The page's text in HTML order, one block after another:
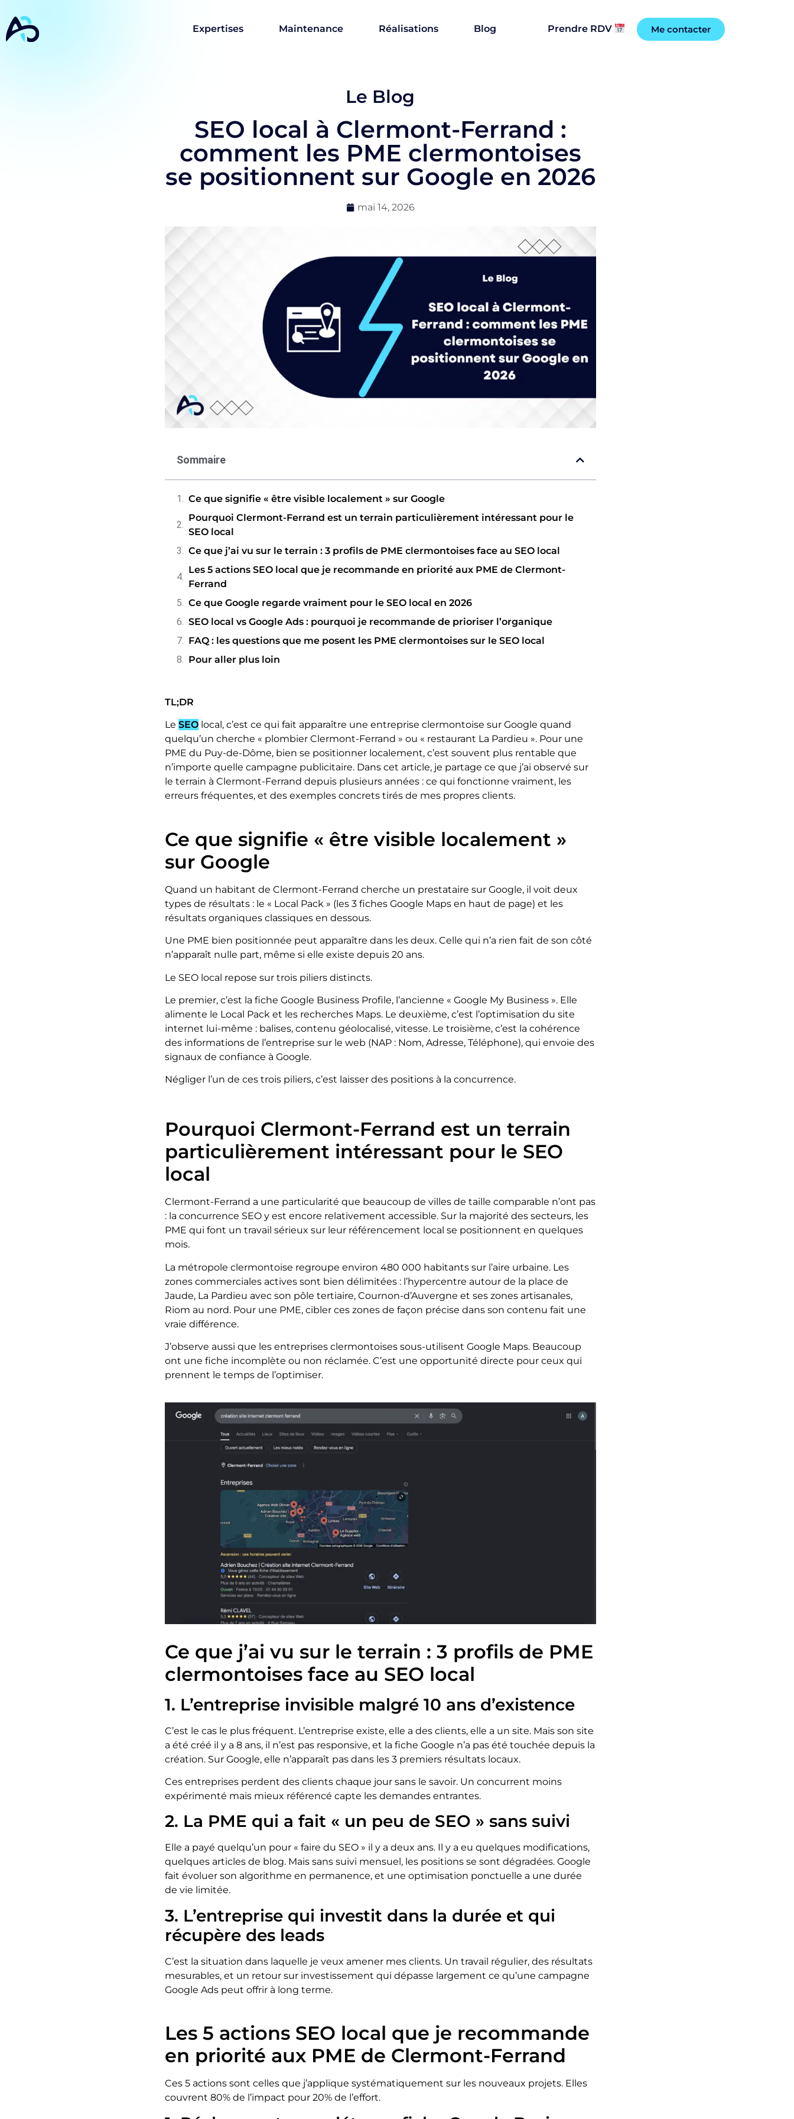
Expertises Maintenance Réalisations Blog Prendre RDV Me contacter
Le Blog
SEO local à Clermont-Ferrand :
comment les PME clermontoises
se positionnent sur Google en 2026
mai 14, 2026
Sommaire
Ce que signifie « être visible localement » sur Google
Pourquoi Clermont-Ferrand est un terrain particulièrement intéressant pour le
SEO local
Ce que j’ai vu sur le terrain : 3 profils de PME clermontoises face au SEO local
Les 5 actions SEO local que je recommande en priorité aux PME de Clermont-
Ferrand
Ce que Google regarde vraiment pour le SEO local en 2026
SEO local vs Google Ads : pourquoi je recommande de prioriser l’organique
FAQ : les questions que me posent les PME clermontoises sur le SEO local
Pour aller plus loin
TL;DR
Le SEOlocal, c’est ce qui fait apparaître une entreprise clermontoise sur Google quand
quelqu’un cherche « plombier Clermont-Ferrand » ou « restaurant La Pardieu ». Pour une
PME du Puy-de-Dôme, bien se positionner localement, c’est souvent plus rentable que
n’importe quelle campagne publicitaire. Dans cet article, je partage ce que j’ai observé sur
le terrain à Clermont-Ferrand depuis plusieurs années : ce qui fonctionne vraiment, les
erreurs fréquentes, et des exemples concrets tirés de mes propres clients.
Ce que signifie « être visible localement »
sur Google
Quand un habitant de Clermont-Ferrand cherche un prestataire sur Google, il voit deux
types de résultats : le « Local Pack » (les 3 fiches Google Maps en haut de page) et les
résultats organiques classiques en dessous.
Une PME bien positionnée peut apparaître dans les deux. Celle qui n’a rien fait de son côté
n’apparaît nulle part, même si elle existe depuis 20 ans.
Le SEO local repose sur trois piliers distincts.
Le premier, c’est la fiche Google Business Profile, l’ancienne « Google My Business ». Elle
alimente le Local Pack et les recherches Maps. Le deuxième, c’est l’optimisation du site
internet lui-même : balises, contenu géolocalisé, vitesse. Le troisième, c’est la cohérence
des informations de l’entreprise sur le web (NAP : Nom, Adresse, Téléphone), qui envoie des
signaux de confiance à Google.
Négliger l’un de ces trois piliers, c’est laisser des positions à la concurrence.
Pourquoi Clermont-Ferrand est un terrain
particulièrement intéressant pour le SEO
local
Clermont-Ferrand a une particularité que beaucoup de villes de taille comparable n’ont pas
: la concurrence SEO y est encore relativement accessible. Sur la majorité des secteurs, les
PME qui font un travail sérieux sur leur référencement local se positionnent en quelques
mois.
La métropole clermontoise regroupe environ 480 000 habitants sur l’aire urbaine. Les
zones commerciales actives sont bien délimitées : l’hypercentre autour de la place de
Jaude, La Pardieu avec son pôle tertiaire, Cournon-d’Auvergne et ses zones artisanales,
Riom au nord. Pour une PME, cibler ces zones de façon précise dans son contenu fait une
vraie différence.
J’observe aussi que les entreprises clermontoises sous-utilisent Google Maps. Beaucoup
ont une fiche incomplète ou non réclamée. C’est une opportunité directe pour ceux qui
prennent le temps de l’optimiser.
Ce que j’ai vu sur le terrain : 3 profils de PME
clermontoises face au SEO local
1. L’entreprise invisible malgré 10 ans d’existence
C’est le cas le plus fréquent. L’entreprise existe, elle a des clients, elle a un site. Mais son site
a été créé il y a 8 ans, il n’est pas responsive, et la fiche Google n’a pas été touchée depuis la
création. Sur Google, elle n’apparaît pas dans les 3 premiers résultats locaux.
Ces entreprises perdent des clients chaque jour sans le savoir. Un concurrent moins
expérimenté mais mieux référencé capte les demandes entrantes.
2. La PME qui a fait « un peu de SEO » sans suivi
Elle a payé quelqu’un pour « faire du SEO » il y a deux ans. Il y a eu quelques modifications,
quelques articles de blog. Mais sans suivi mensuel, les positions se sont dégradées. Google
fait évoluer son algorithme en permanence, et une optimisation ponctuelle a une durée
de vie limitée.
3. L’entreprise qui investit dans la durée et qui
récupère des leads
C’est la situation dans laquelle je veux amener mes clients. Un travail régulier, des résultats
mesurables, et un retour sur investissement qui dépasse largement ce qu’une campagne
Google Ads peut offrir à long terme.
Les 5 actions SEO local que je recommande
en priorité aux PME de Clermont-Ferrand
Ces 5 actions sont celles que j’applique systématiquement sur les nouveaux projets. Elles
couvrent 80% de l’impact pour 20% de l’effort.